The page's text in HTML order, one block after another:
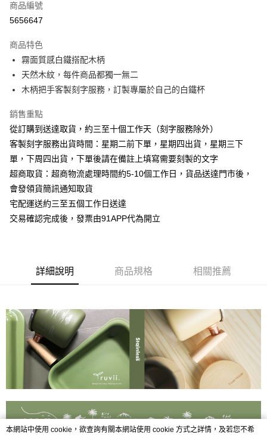
信用卡分期付款
合作金庫商業銀行
華南商業銀行
上海商業儲蓄銀行
國泰世華商業銀行
兆豐國際商業銀行
匯豐（台灣）商業銀行
聯邦商業銀行
遠東國際商業銀行
元大商業銀行
永豐商業銀行
台新國際商業銀行
中國信託商業銀行
台灣樂天信用卡公司
6 期 0 利率 每期
華南商業銀行
上海商業儲蓄銀行
台北富邦商業銀行
臺灣中小企業銀行
匯豐（台灣）商業銀行
華泰商業銀行
聯邦商業銀行
遠東國際商業銀行
元大商業銀行
永豐商業銀行
玉山商業銀行
星展（台灣）商業銀行
台新國際商業銀行
台灣樂天信用卡公司
12 期 0 利率 每期 NT$62
合作金庫商業銀行
第一商業銀行
上海商業儲蓄銀行
國泰世華商業銀行
兆豐國際商業銀行
臺灣中小企業銀行
台中商業銀行
匯豐（台灣）商業銀行
華泰商業銀行
聯邦商業銀行
遠東國際商業銀行
元大商業銀行
永豐商業銀行
玉山商業銀行
台新國際商業銀行
24 期 0 利率 每期NT$31
華南商業銀行
上海商業儲蓄銀行
台北富邦商業銀行
兆豐國際商業銀行
臺灣中小企業銀行
台中商業銀行
匯豐（台灣）商業銀行
華泰商業銀行
聯邦商業銀行
遠東國際商業銀行
元大商業銀行
永豐商業銀行
星展（台灣）商業銀行
中國信託商業銀行
台灣樂天信用卡公司
LINE Pay
Apple Pay
街口支付
悠遊付
AFTEE先享後付
便利好安心！
１．簡單：不需註冊會員、不需綁卡、不需儲值。
【「AFTEE先享後付」結帳流程】
１．於結帳方式選擇「AFTEE先享後付」後，將跳轉至「AFTEE先享後付」
結帳頁面，進行簡訊認證並確認金額後，即可完成結帳。
２．訂單成立數日內，您將收到繳費通知簡訊。
３．收到繳費通知簡訊後14天內，點擊此簡訊中的連結，可透過四大超商／
ATM／網路銀行／等多元方式進行付款，方視為交易完成。
※ 請注意：結帳手續完成當下不需立刻繳費，但若您需要取消訂單，請聯絡
後付繳納相關費用。
※ 交易是否成功請以「AFTEE先享後付 」之結帳頁面顯示為準，若有關於
是否繳費成功／繳費後需取消欲退款等相關疑問，請聯繫「AFTEE先享後付
運送方式
每筆NT$70，滿NT$1,000(含以上)免運費
7-11取貨
每筆NT$70，滿NT$1,000(含以上)免運費
宅配-滿千免運
海外宅配 查看運費
商品編號
5656647
商品特色
霧面質感白鐵搭配木柄
天然木紋，每件商品都獨一無二
木柄把手客製刻字服務，訂製專屬於自己的白鐵杯
銷售重點
從訂購到送達取貨，約三至十個工作天（刻字服務除外）
客製刻字服務出貨時間：星期二前下單，星期四出貨，星期三下
單，下周四出貨，下單後請在備註上填寫需要刻製的文字
超商取貨：超商物流處理時間約5-10個工作日，貨品送達門市後，
會發領貨簡訊通知取貨
宅配運送約三至五個工作日送達
交易確認完成後，發票由91APP代為開立
詳細說明 商品規格 相關推薦
本網站中使用 cookie，欲查詢有關本網站使用 cookie 方式之詳情，及若您不希